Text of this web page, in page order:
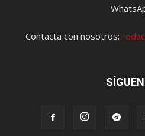
Contacta con nosotros: